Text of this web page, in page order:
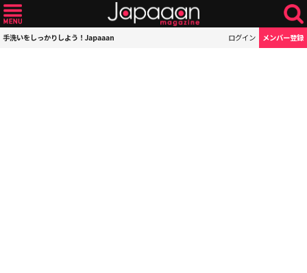
手洗いをしっかりしよう！Japaaan ログイン メンバー登録